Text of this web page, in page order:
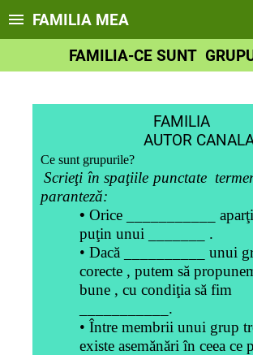
FAMILIA MEA
FAMILIA-CE SUNT
FAMILIA
AUTOR
Ce sunt grupurile?
Scrieţi în spaţiile punctate
paranteză:
• Orice ___________
puţin unui _______ .
• Dacă __________ unui
corecte , putem să
bune , cu condiţia să fim
___________.
• Între membrii unui grup
existe asemănări în ceea ce